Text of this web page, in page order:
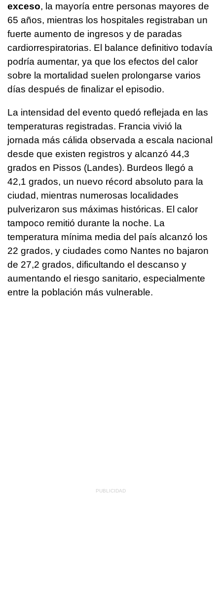
exceso, la mayoría entre personas mayores de
65 años, mientras los hospitales registraban un
fuerte aumento de ingresos y de paradas
cardiorrespiratorias. El balance definitivo todavía
podría aumentar, ya que los efectos del calor
sobre la mortalidad suelen prolongarse varios
días después de finalizar el episodio.
La intensidad del evento quedó reflejada en las
temperaturas registradas. Francia vivió la
jornada más cálida observada a escala nacional
desde que existen registros y alcanzó 44,3
grados en Pissos (Landes). Burdeos llegó a
42,1 grados, un nuevo récord absoluto para la
ciudad, mientras numerosas localidades
pulverizaron sus máximas históricas. El calor
tampoco remitió durante la noche. La
temperatura mínima media del país alcanzó los
22 grados, y ciudades como Nantes no bajaron
de 27,2 grados, dificultando el descanso y
aumentando el riesgo sanitario, especialmente
entre la población más vulnerable.